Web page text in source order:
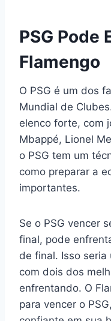
PSG Pode
Flamengo
O PSG é um dos
Mundial de
elenco forte, com
Mbappé, Lionel
o PSG tem um
como preparar a
importantes.
Se o PSG vencer
final, pode
de final. Isso
com dois dos
enfrentando. O
para vencer o